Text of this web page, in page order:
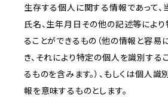
生存する個人に関する情報であって
氏名、生年月日その他の記述等によ
ることができるもの（他の情報と容易
き、それにより特定の個人を識別する
るものを含みます。）、もしくは個人
報を意味するものとします。